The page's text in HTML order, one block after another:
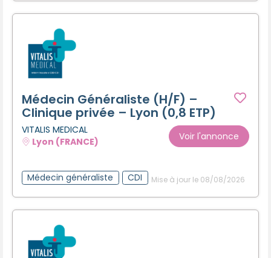
Médecin Généraliste (H/F) –
Clinique privée – Lyon (0,8 ETP)
VITALIS MEDICAL
Lyon (FRANCE)
Voir l'annonce
Médecin généraliste CDI Mise à jour le 08/08/2026